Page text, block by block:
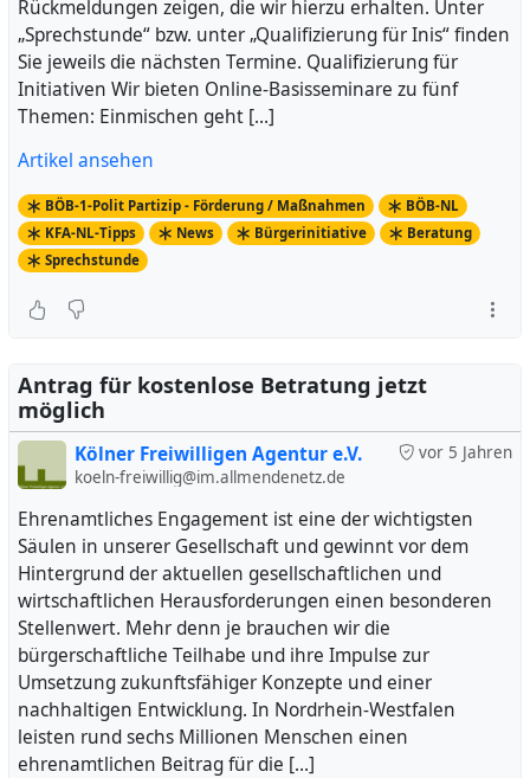
Rückmeldungen zeigen, die wir hierzu erhalten. Unter
„Sprechstunde“ bzw. unter „Qualifizierung für Inis“ finden
Sie jeweils die nächsten Termine. Qualifizierung für
Initiativen Wir bieten Online-Basisseminare zu fünf
Themen: Einmischen geht […]
Artikel ansehen
BÖB-1-Polit Partizip - Förderung / Maßnahmen
BÖB-NL
KFA-NL-Tipps
News Bürgerinitiative
Beratung
Sprechstunde
Antrag für kostenlose Betratung jetzt
möglich
vor 5 Jahren
Kölner Freiwilligen Agentur e.V.
koeln-freiwillig@im.allmendenetz.de
Ehrenamtliches Engagement ist eine der wichtigsten
Säulen in unserer Gesellschaft und gewinnt vor dem
Hintergrund der aktuellen gesellschaftlichen und
wirtschaftlichen Herausforderungen einen besonderen
Stellenwert. Mehr denn je brauchen wir die
bürgerschaftliche Teilhabe und ihre Impulse zur
Umsetzung zukunftsfähiger Konzepte und einer
nachhaltigen Entwicklung. In Nordrhein-Westfalen
leisten rund sechs Millionen Menschen einen
ehrenamtlichen Beitrag für die […]